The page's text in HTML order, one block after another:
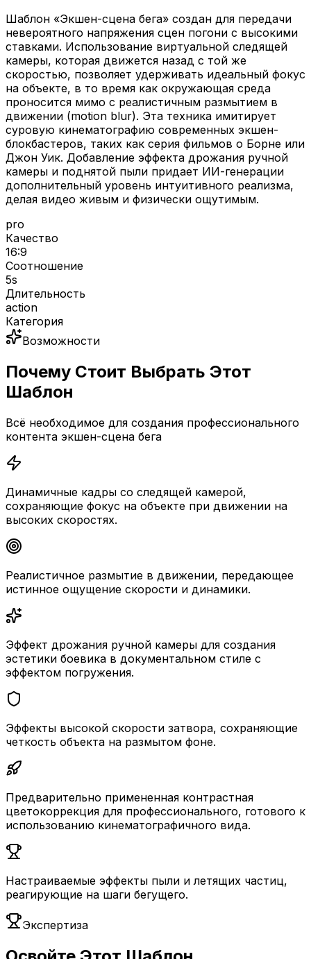
Шаблон «Экшен-сцена бега» создан для передачи
невероятного напряжения сцен погони с высокими
ставками. Использование виртуальной следящей
камеры, которая движется назад с той же
скоростью, позволяет удерживать идеальный фокус
на объекте, в то время как окружающая среда
проносится мимо с реалистичным размытием в
движении (motion blur). Эта техника имитирует
суровую кинематографию современных экшен-
блокбастеров, таких как серия фильмов о Борне или
Джон Уик. Добавление эффекта дрожания ручной
камеры и поднятой пыли придает ИИ-генерации
дополнительный уровень интуитивного реализма,
делая видео живым и физически ощутимым.
pro
Качество
16:9
Соотношение
5s
Длительность
action
Категория
Возможности
Почему Стоит Выбрать Этот
Шаблон
Всё необходимое для создания профессионального
контента экшен-сцена бега
Динамичные кадры со следящей камерой,
сохраняющие фокус на объекте при движении на
высоких скоростях.
Реалистичное размытие в движении, передающее
истинное ощущение скорости и динамики.
Эффект дрожания ручной камеры для создания
эстетики боевика в документальном стиле с
эффектом погружения.
Эффекты высокой скорости затвора, сохраняющие
четкость объекта на размытом фоне.
Предварительно примененная контрастная
цветокоррекция для профессионального, готового к
использованию кинематографичного вида.
Настраиваемые эффекты пыли и летящих частиц,
реагирующие на шаги бегущего.
Экспертиза